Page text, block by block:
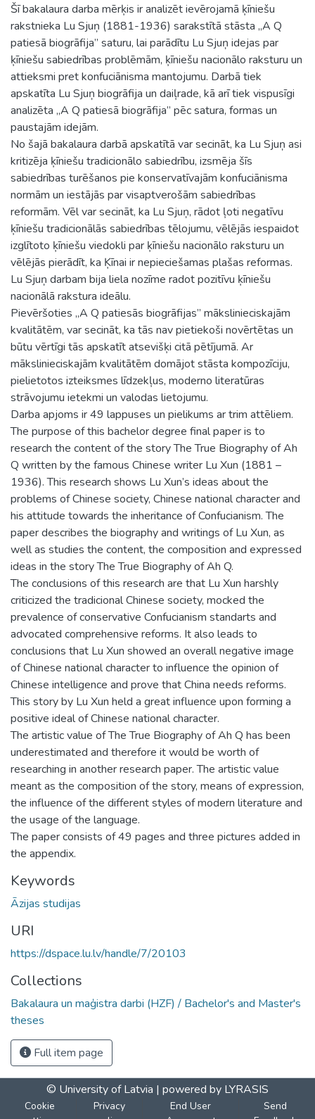
Šī bakalaura darba mērķis ir analizēt ievērojamā ķīniešu
rakstnieka Lu Sjuņ (1881-1936) sarakstītā stāsta „A Q
patiesā biogrāfija” saturu, lai parādītu Lu Sjuņ idejas par
ķīniešu sabiedrības problēmām, ķīniešu nacionālo raksturu un
attieksmi pret konfuciānisma mantojumu. Darbā tiek
apskatīta Lu Sjuņ biogrāfija un daiļrade, kā arī tiek vispusīgi
analizēta „A Q patiesā biogrāfija” pēc satura, formas un
paustajām idejām.
No šajā bakalaura darbā apskatītā var secināt, ka Lu Sjuņ asi
kritizēja ķīniešu tradicionālo sabiedrību, izsmēja šīs
sabiedrības turēšanos pie konservatīvajām konfuciānisma
normām un iestājās par visaptverošām sabiedrības
reformām. Vēl var secināt, ka Lu Sjuņ, rādot ļoti negatīvu
ķīniešu tradicionālās sabiedrības tēlojumu, vēlējās iespaidot
izglītoto ķīniešu viedokli par ķīniešu nacionālo raksturu un
vēlējās pierādīt, ka Ķīnai ir nepieciešamas plašas reformas.
Lu Sjuņ darbam bija liela nozīme radot pozitīvu ķīniešu
nacionālā rakstura ideālu.
Pievēršoties „A Q patiesās biogrāfijas” mākslinieciskajām
kvalitātēm, var secināt, ka tās nav pietiekoši novērtētas un
būtu vērtīgi tās apskatīt atsevišķi citā pētījumā. Ar
mākslinieciskajām kvalitātēm domājot stāsta kompozīciju,
pielietotos izteiksmes līdzekļus, moderno literatūras
strāvojumu ietekmi un valodas lietojumu.
Darba apjoms ir 49 lappuses un pielikums ar trim attēliem.
The purpose of this bachelor degree final paper is to
research the content of the story The True Biography of Ah
Q written by the famous Chinese writer Lu Xun (1881 –
1936). This research shows Lu Xun’s ideas about the
problems of Chinese society, Chinese national character and
his attitude towards the inheritance of Confucianism. The
paper describes the biography and writings of Lu Xun, as
well as studies the content, the composition and expressed
ideas in the story The True Biography of Ah Q.
The conclusions of this research are that Lu Xun harshly
criticized the tradicional Chinese society, mocked the
prevalence of conservative Confucianism standarts and
advocated comprehensive reforms. It also leads to
conclusions that Lu Xun showed an overall negative image
of Chinese national character to influence the opinion of
Chinese intelligence and prove that China needs reforms.
This story by Lu Xun held a great influence upon forming a
positive ideal of Chinese national character.
The artistic value of The True Biography of Ah Q has been
underestimated and therefore it would be worth of
researching in another research paper. The artistic value
meant as the composition of the story, means of expression,
the influence of the different styles of modern literature and
the usage of the language.
The paper consists of 49 pages and three pictures added in
the appendix.
Keywords
Āzijas studijas
URI
https://dspace.lu.lv/handle/7/20103
Collections
Bakalaura un maģistra darbi (HZF) / Bachelor's and Master's
theses
Full item page
© University of Latvia | powered by LYRASIS
Cookie
Privacy
End User
Send